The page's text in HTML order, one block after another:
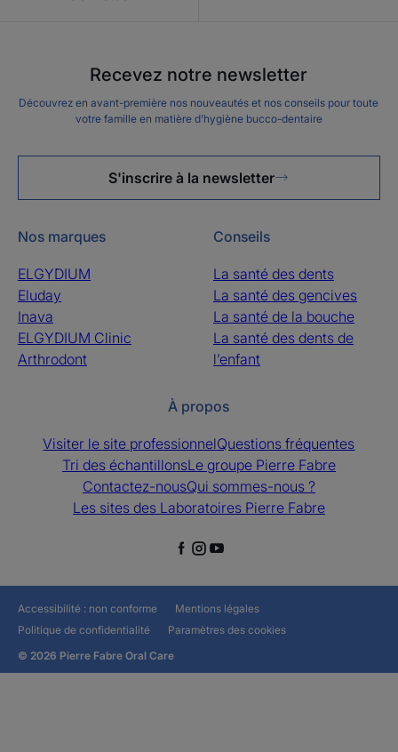
Recevez notre newsletter
Découvrez en avant-première nos nouveautés et nos conseils pour toute
votre famille en matière d’hygiène bucco-dentaire
S'inscrire à la newsletter
Nos marques
ELGYDIUM
Eluday
Inava
ELGYDIUM Clinic
Arthrodont
Conseils
La santé des dents
La santé des gencives
La santé de la bouche
La santé des dents de
l’enfant
À propos
Visiter le site professionnelQuestions fréquentes
Tri des échantillonsLe groupe Pierre Fabre
Contactez-nousQui sommes-nous ?
Les sites des Laboratoires Pierre Fabre
Accessibilité : non conforme
Mentions légales
Politique de confidentialité
Paramètres des cookies
© 2026 Pierre Fabre Oral Care